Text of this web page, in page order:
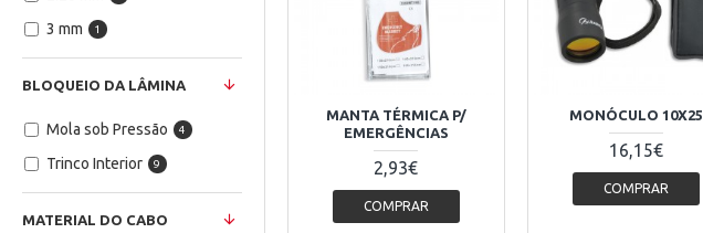
3 mm 1
MATERIAL DO CABO
BLOQUEIO DA LÂMINA
Mola sob Pressão 4
Trinco Interior 9
MANTA TÉRMICA P/
EMERGÊNCIAS
2,93€
COMPRAR
MONÓCULO 10X25
16,15€
COMPRAR